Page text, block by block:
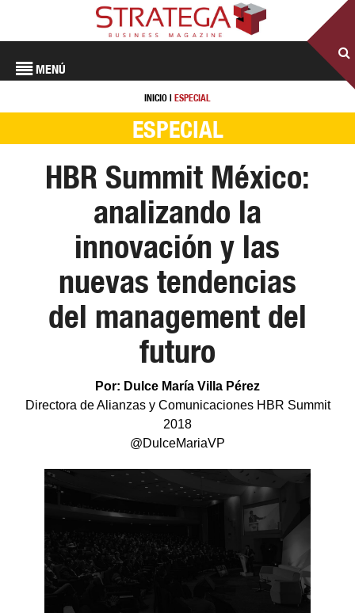
MENÚ
INICIO | ESPECIAL
ESPECIAL
HBR Summit México:
analizando la
innovación y las
nuevas tendencias
del management del
futuro
Por: Dulce María Villa Pérez
Directora de Alianzas y Comunicaciones HBR Summit
2018
@DulceMariaVP